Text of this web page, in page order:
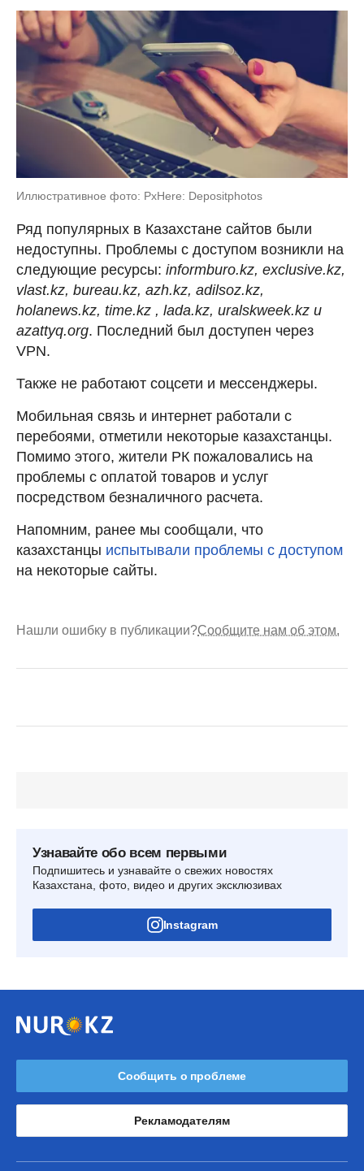
Иллюстративное фото: PxHere: Depositphotos
Ряд популярных в Казахстане сайтов были
недоступны. Проблемы с доступом возникли на
следующие ресурсы: informburo.kz, exclusive.kz,
vlast.kz, bureau.kz, azh.kz, adilsoz.kz,
holanews.kz, time.kz , lada.kz, uralskweek.kz и
azattyq.org. Последний был доступен через
VPN.
Также не работают соцсети и мессенджеры.
Мобильная связь и интернет работали с
перебоями, отметили некоторые казахстанцы.
Помимо этого, жители РК пожаловались на
проблемы с оплатой товаров и услуг
посредством безналичного расчета.
Напомним, ранее мы сообщали, что
казахстанцы испытывали проблемы с доступом
на некоторые сайты.
Нашли ошибку в публикации?Сообщите нам об этом.
Узнавайте обо всем первыми
Подпишитесь и узнавайте о свежих новостях
Казахстана, фото, видео и других эксклюзивах
Instagram
Сообщить о проблеме
Рекламодателям